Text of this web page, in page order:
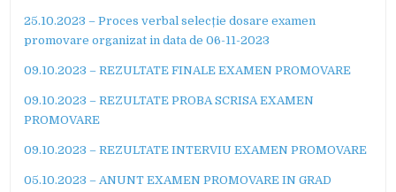
25.10.2023 – Proces verbal selecție dosare examen
promovare organizat in data de 06-11-2023
09.10.2023 – REZULTATE FINALE EXAMEN PROMOVARE
09.10.2023 – REZULTATE PROBA SCRISA EXAMEN
PROMOVARE
09.10.2023 – REZULTATE INTERVIU EXAMEN PROMOVARE
05.10.2023 – ANUNT EXAMEN PROMOVARE IN GRAD